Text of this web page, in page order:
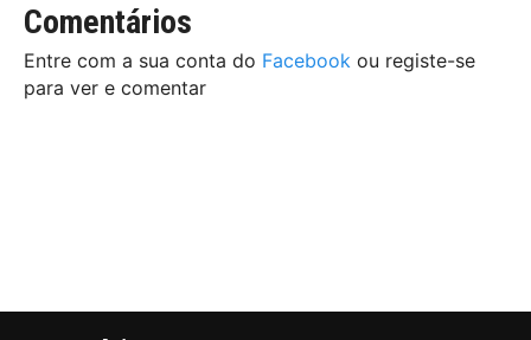
Comentários
Entre com a sua conta do Facebook ou registe-se
para ver e comentar